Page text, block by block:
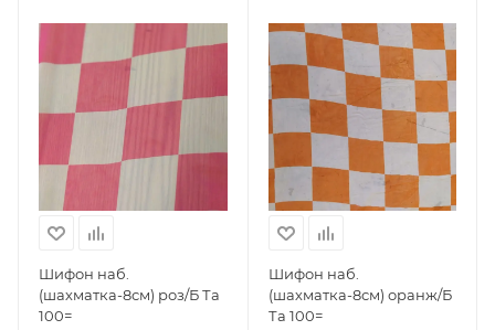
Шифон наб.
(шахматка-8см) роз/Б Та
100=
Шифон наб.
(шахматка-8см) оранж/Б
Та 100=